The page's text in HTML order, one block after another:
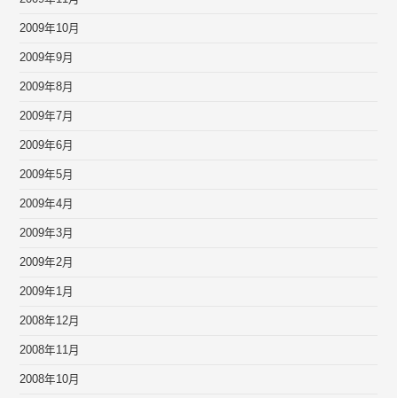
2009年10月
2009年9月
2009年8月
2009年7月
2009年6月
2009年5月
2009年4月
2009年3月
2009年2月
2009年1月
2008年12月
2008年11月
2008年10月